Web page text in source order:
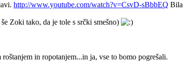
http://www.youtube.com/watch?v=CsvD-sBbbEQ Bila
Zoki tako, da je tole s srčki smešno)
in ropotanjem...in ja, vse to bomo pogrešali.